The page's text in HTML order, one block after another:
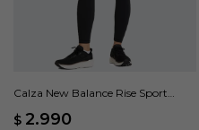
Calza New Balance Rise Sport
$ 2.990